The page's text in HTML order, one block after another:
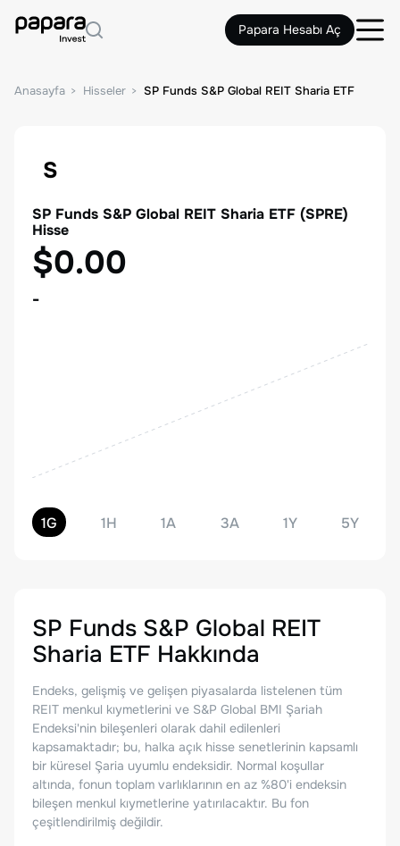
Papara Hesabı Aç
Anasayfa Hisseler SP Funds S&P Global REIT Sharia ETF
S
SP Funds S&P Global REIT Sharia ETF (SPRE)
Hisse
$0.00
-
1G 1H 1A 3A 1Y 5Y
SP Funds S&P Global REIT
Sharia ETF Hakkında
Endeks, gelişmiş ve gelişen piyasalarda listelenen tüm
REIT menkul kıymetlerini ve S&P Global BMI Şariah
Endeksi'nin bileşenleri olarak dahil edilenleri
kapsamaktadır; bu, halka açık hisse senetlerinin kapsamlı
bir küresel Şaria uyumlu endeksidir. Normal koşullar
altında, fonun toplam varlıklarının en az %80'i endeksin
bileşen menkul kıymetlerine yatırılacaktır. Bu fon
çeşitlendirilmiş değildir.